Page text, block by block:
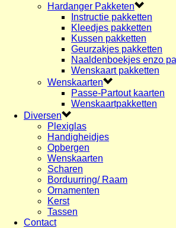
Hardanger Pakketen
Instructie pakketten
Kleedjes pakketten
Kussen pakketten
Geurzakjes pakketten
Naaldenboekjes enzo
Wenskaart pakketten
Wenskaarten
Passe-Partout kaarten
Wenskaartpakketten
Diversen
Plexiglas
Handigheidjes
Opbergen
Wenskaarten
Scharen
Borduurring/ Raam
Ornamenten
Kerst
Tassen
Contact